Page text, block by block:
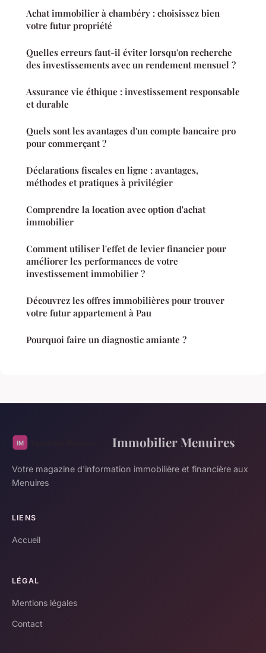
Achat immobilier à chambéry : choisissez bien
votre futur propriété
Quelles erreurs faut-il éviter lorsqu'on recherche
des investissements avec un rendement mensuel ?
Assurance vie éthique : investissement responsable
et durable
Quels sont les avantages d'un compte bancaire pro
pour commerçant ?
Déclarations fiscales en ligne : avantages,
méthodes et pratiques à privilégier
Comprendre la location avec option d'achat
immobilier
Comment utiliser l'effet de levier financier pour
améliorer les performances de votre
investissement immobilier ?
Découvrez les offres immobilières pour trouver
votre futur appartement à Pau
Pourquoi faire un diagnostic amiante ?
Immobilier Menuires
Votre magazine d'information immobilière et financière aux
Menuires
LIENS
Accueil
LÉGAL
Mentions légales
Contact